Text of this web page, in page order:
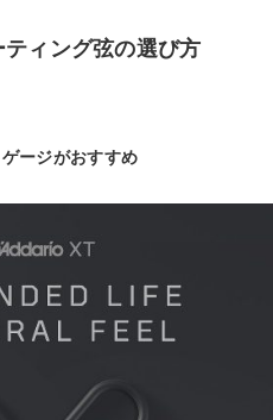
ィング弦の選び方
ージがおすすめ